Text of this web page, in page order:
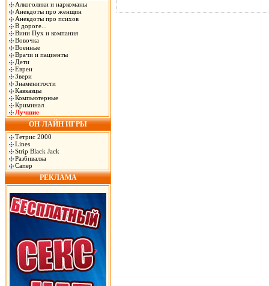
Алкоголики и наркоманы
Анекдоты про женщин
Анекдоты про психов
В дороге...
Вини Пух и компания
Вовочка
Военные
Врачи и пациенты
Дети
Евреи
Звери
Знаменитости
Кавказцы
Компьютерные
Криминал
Лучшие
ОН-ЛАЙН ИГРЫ
Тетрис 2000
Lines
Strip Black Jack
Разбивалка
Сапер
РЕКЛАМА